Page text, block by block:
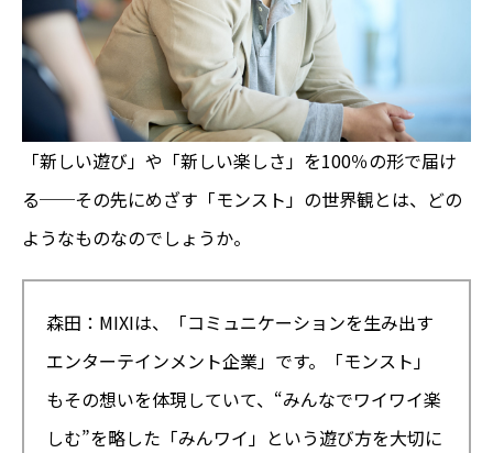
「新しい遊び」や「新しい楽しさ」を100％の形で届け
る──その先にめざす「モンスト」の世界観とは、どの
ようなものなのでしょうか。
森田：MIXIは、「コミュニケーションを生み出す
エンターテインメント企業」です。「モンスト」
もその想いを体現していて、“みんなでワイワイ楽
しむ”を略した「みんワイ」という遊び方を大切に